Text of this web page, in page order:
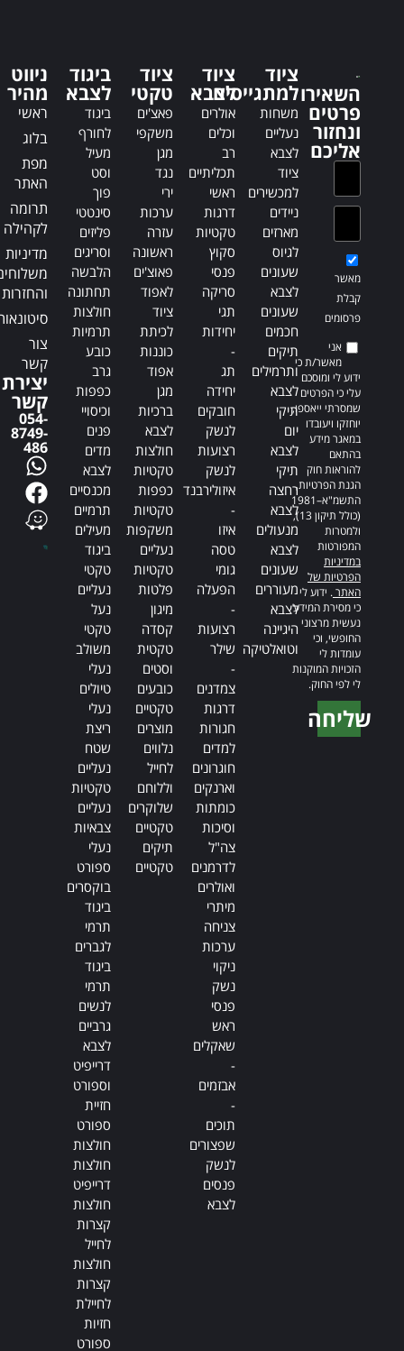
השאירו
פרטים
ונחזור
אליכם
מאשר
קבלת
פרסומים
אני
מאשר/ת כי
ידוע לי ומוסכם
עלי כי הפרטים
שמסרתי ייאספו,
יוחזקו ויעובדו
במאגר מידע
בהתאם
להוראות חוק
הגנת הפרטיות,
התשמ"א–1981
(כולל תיקון 13),
ולמטרות
המפורטות
במדיניות
הפרטיות של
האתר. ידוע לי
כי מסירת המידע
נעשית מרצוני
החופשי, וכי
עומדות לי
הזכויות המוקנות
לי לפי החוק.
שליחה
ציוד
למתגייסים
משחות
נעליים
לצבא
ציוד
למכשירים
ניידים
מארזים
לגיוס
שעונים
לצבא
שעונים
חכמים
תיקים
ותרמילים
לצבא
תיקי
יום
לצבא
תיקי
רחצה
לצבא
מנעולים
לצבא
שעונים
מעוררים
לצבא
היגיינה
וטואלטיקה
ציוד
לצבא
אולרים
וכלים
רב
תכליתיים
ראשי
דרגות
טקטיות
סקוץ
פנסי
סריקה
תגי
יחידות
-
תג
יחידה
חובקים
לנשק
רצועות
לנשק
איזולירבנד
-
איזו
טסה
גומי
הפעלה
-
רצועות
שילר
-
צמדנים
דרגות
חגורות
למדים
חוגרונים
וארנקים
כומתות
וסיכות
צה"ל
לדרמנים
ואולרים
מיתרי
צניחה
ערכות
ניקוי
נשק
פנסי
ראש
שאקלים
-
אבזמים
-
תוכים
שפצורים
לנשק
פנסים
לצבא
ציוד
טקטי
פאצ'ים
משקפי
מגן
נגד
ירי
ערכות
עזרה
ראשונה
פאוצ'ים
לאפוד
ציוד
לכיתת
כוננות
אפוד
מגן
ברכיות
לצבא
חולצות
טקטיות
כפפות
טקטיות
משקפות
נעליים
טקטיות
פלטות
מיגון
קסדה
טקטית
וסטים
כובעים
טקטיים
מוצרים
נלווים
לחייל
וללוחם
שלוקרים
טקטיים
תיקים
טקטיים
ביגוד
לצבא
ביגוד
לחורף
מעיל
וסט
פוך
סינטטי
פליזים
וסריגים
הלבשה
תחתונה
חולצות
תרמיות
כובע
גרב
כפפות
וכיסויי
פנים
מדים
לצבא
מכנסיים
תרמיים
מעילים
ביגוד
טקטי
נעליים
נעל
טקטי
משולב
נעלי
טיולים
נעלי
ריצת
שטח
נעליים
טקטיות
נעליים
צבאיות
נעלי
ספורט
בוקסרים
ביגוד
תרמי
לגברים
ביגוד
תרמי
לנשים
גרביים
לצבא
דרייפיט
וספורט
חזיית
ספורט
חולצות
חולצות
דרייפיט
חולצות
קצרות
לחייל
חולצות
קצרות
לחיילת
חזיות
ספורט
ניווט
מהיר
ראשי
בלוג
מפת
האתר
תרומה
לקהילה
מדיניות
והחזרות
צור
קשר
יצירת
קשר
054-
8749-
486